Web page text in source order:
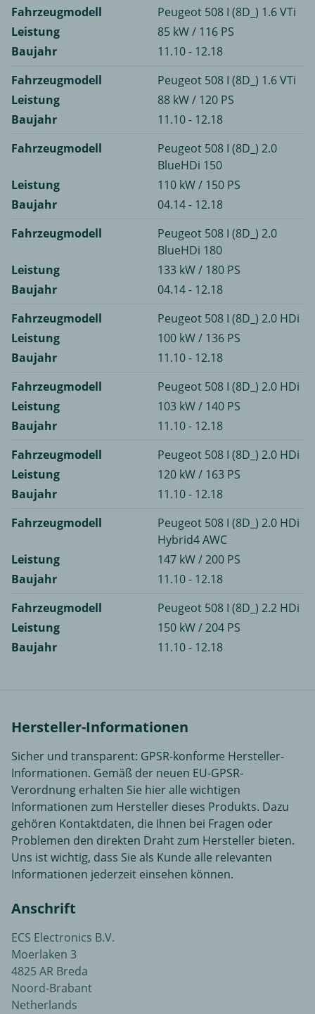
Fahrzeugmodell
Peugeot 508 I (8D_) 1.6 VTi
Leistung
85 kW / 116 PS
Baujahr
11.10 - 12.18
Fahrzeugmodell
Peugeot 508 I (8D_) 1.6 VTi
Leistung
88 kW / 120 PS
Baujahr
11.10 - 12.18
Fahrzeugmodell
Peugeot 508 I (8D_) 2.0
BlueHDi 150
Leistung
110 kW / 150 PS
Baujahr
04.14 - 12.18
Fahrzeugmodell
Peugeot 508 I (8D_) 2.0
BlueHDi 180
Leistung
133 kW / 180 PS
Baujahr
04.14 - 12.18
Fahrzeugmodell
Peugeot 508 I (8D_) 2.0 HDi
Leistung
100 kW / 136 PS
Baujahr
11.10 - 12.18
Fahrzeugmodell
Peugeot 508 I (8D_) 2.0 HDi
Leistung
103 kW / 140 PS
Baujahr
11.10 - 12.18
Fahrzeugmodell
Peugeot 508 I (8D_) 2.0 HDi
Leistung
120 kW / 163 PS
Baujahr
11.10 - 12.18
Fahrzeugmodell
Peugeot 508 I (8D_) 2.0 HDi
Hybrid4 AWC
Leistung
147 kW / 200 PS
Baujahr
11.10 - 12.18
Fahrzeugmodell
Peugeot 508 I (8D_) 2.2 HDi
Leistung
150 kW / 204 PS
Baujahr
11.10 - 12.18
Hersteller-Informationen
Sicher und transparent: GPSR-konforme Hersteller-
Informationen. Gemäß der neuen EU-GPSR-
Verordnung erhalten Sie hier alle wichtigen
Informationen zum Hersteller dieses Produkts. Dazu
gehören Kontaktdaten, die Ihnen bei Fragen oder
Problemen den direkten Draht zum Hersteller bieten.
Uns ist wichtig, dass Sie als Kunde alle relevanten
Informationen jederzeit einsehen können.
Anschrift
ECS Electronics B.V.
Moerlaken 3
4825 AR Breda
Noord-Brabant
Netherlands